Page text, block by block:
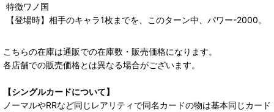
特徴ワノ国
【登場時】相手のキャラ1枚までを、このターン中、パワー-2000。
こちらの在庫は通販での在庫数・販売価格になります。
各店舗での販売価格とは異なる場合がございます。
【シングルカードについて】
ノーマルやRRなど同じレアリティで同名カードの物は基本同じカード